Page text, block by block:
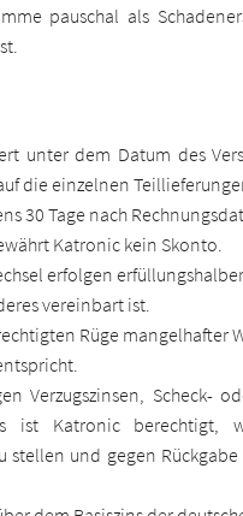
pauschal als
unter dem Datum des
die einzelnen
30 Tage nach
Katronic kein Skonto.
erfolgen
vereinbart ist.
Rüge mangelhafter
Verzugszinsen, Scheck-
ist Katronic berechtigt,
stellen und gegen